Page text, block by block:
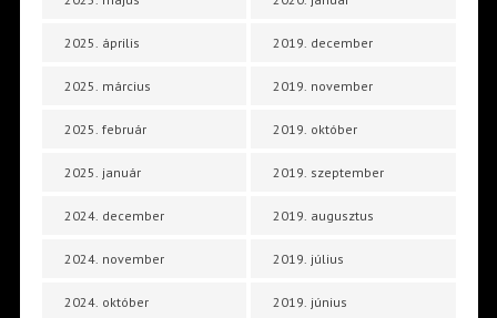
2025. április
2025. március
2025. február
2025. január
2024. december
2024. november
2024. október
2019. december
2019. november
2019. október
2019. szeptember
2019. augusztus
2019. július
2019. június